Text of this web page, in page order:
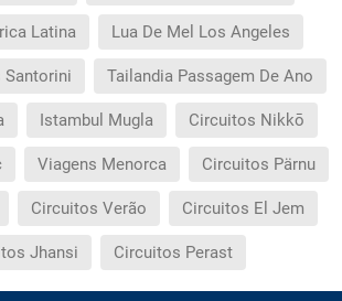
Latina Lua De Mel Los Angeles
Santorini Tailandia Passagem De Ano
Istambul Mugla Circuitos Nikkō
Viagens Menorca Circuitos Pärnu
Circuitos Verão Circuitos El Jem
Jhansi Circuitos Perast